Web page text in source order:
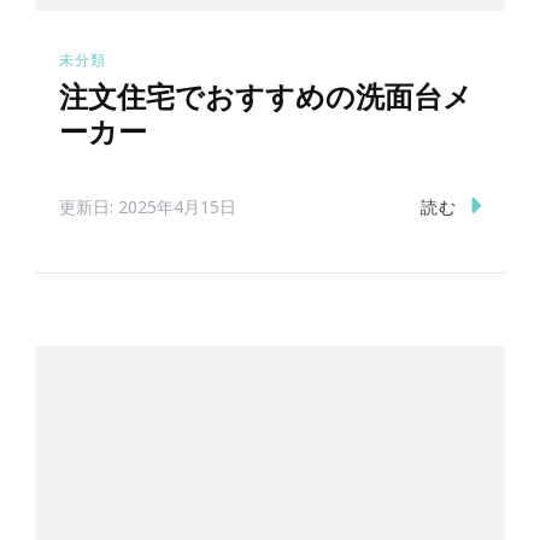
未分類
注文住宅でおすすめの洗面台メ
ーカー
更新日: 2025年4月15日 読む